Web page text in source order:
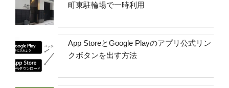
町東駐輪場で一時利用
App StoreとGoogle Playのアプリ公式リン
クボタンを出す方法